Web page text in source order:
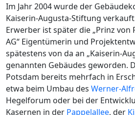
Im Jahr 2004 wurde der
Kaiserin-Augusta-Stiftung
Erwerber ist später die „Prinz von
AG“ Eigentümerin und
spätestens von da an „Kaiserin-
genannten Gebäudes geworden.
Potsdam bereits mehrfach in
etwa beim Umbau des Werner-
Hegelforum oder bei der
Kasernen in der Pappelallee, der